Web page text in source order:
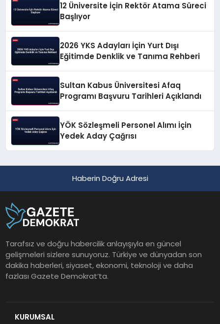
12 Üniversite İçin Rektör Atama Süreci
Başlıyor
2026 YKS Adayları İçin Yurt Dışı
Eğitimde Denklik ve Tanıma Rehberi
Sultan Kabus Üniversitesi Afaq
Programı Başvuru Tarihleri Açıklandı
YÖK Sözleşmeli Personel Alımı İçin
Yedek Aday Çağrısı
Haberin Doğru Adresi
Tarafsız ve doğru habercilik anlayışıyla en güncel
gelişmeleri sizlere sunuyoruz. Türkiye ve dünyadan son
dakika haberleri, siyaset, ekonomi, teknoloji ve daha
fazlası Gazete Demokrat’ta.
KURUMSAL